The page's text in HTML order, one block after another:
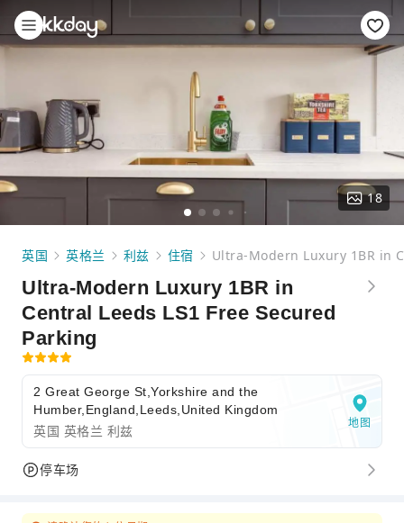
18
英国 英格兰 利兹 住宿 Ultra-Modern Luxury 1BR in
Ultra-Modern Luxury 1BR in
Central Leeds LS1 Free Secured
Parking
2 Great George St,Yorkshire and the
Humber,England,Leeds,United Kingdom
英国 英格兰 利兹
地图
停车场